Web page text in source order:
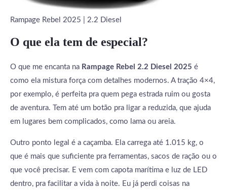
Rampage Rebel 2025 | 2.2 Diesel
O que ela tem de especial?
O que me encanta na Rampage Rebel 2.2 Diesel 2025 é
como ela mistura força com detalhes modernos. A tração 4×4,
por exemplo, é perfeita pra quem pega estrada ruim ou gosta
de aventura. Tem até um botão pra ligar a reduzida, que ajuda
em lugares bem complicados, como lama ou areia.
Outro ponto legal é a caçamba. Ela carrega até 1.015 kg, o
que é mais que suficiente pra ferramentas, sacos de ração ou o
que você precisar. E vem com capota marítima e luz de LED
dentro, pra facilitar a vida à noite. Eu já perdi coisas na